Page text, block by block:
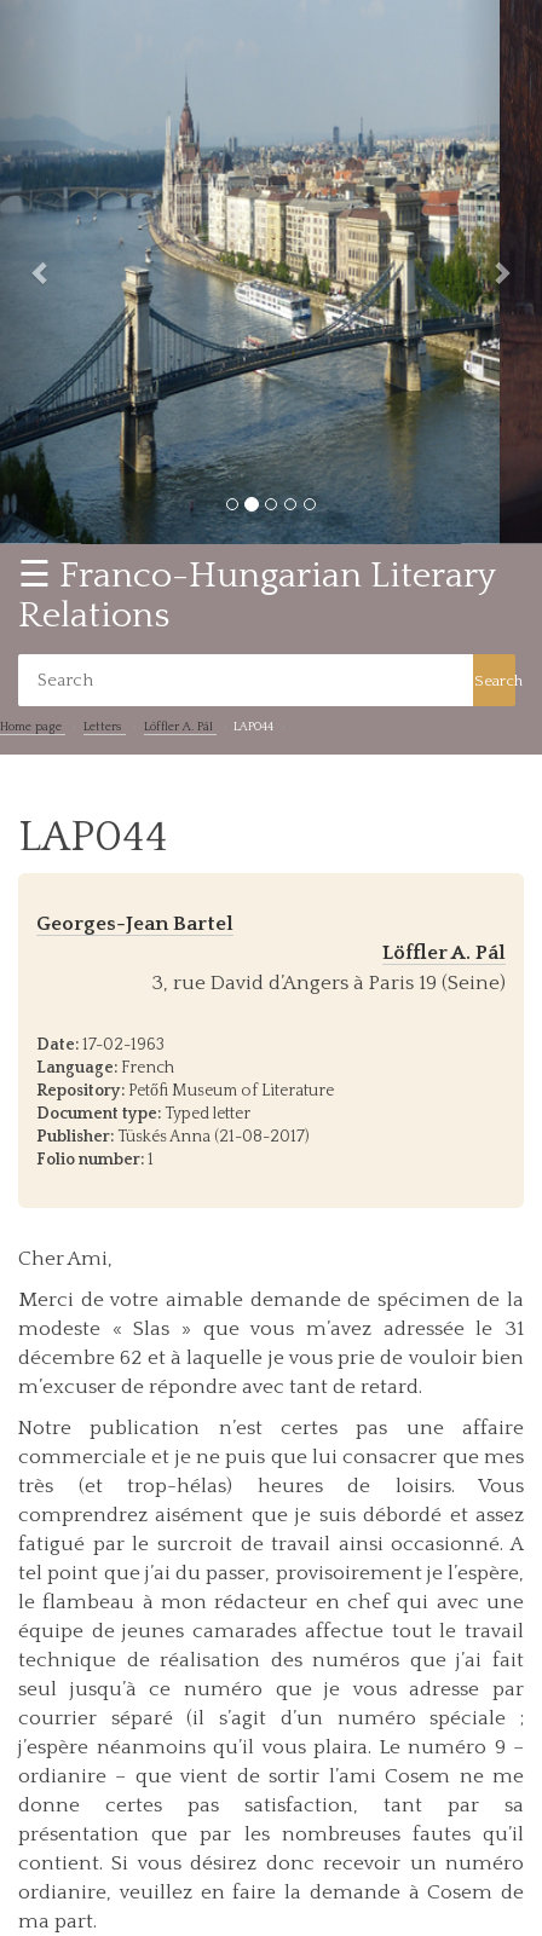
☰ Franco-Hungarian Literary
Relations
Search
Home page Letters Löffler A. Pál LAP044
LAP044
Georges-Jean Bartel
Löffler A. Pál
3, rue David d’Angers à Paris 19 (Seine)
Date:17-02-1963
Language: French
Repository: Petőfi Museum of Literature
Document type: Typed letter
Publisher: Tüskés Anna (21-08-2017)
Folio number:1
Cher Ami,
Merci de votre aimable demande de spécimen de la
modeste « Slas » que vous m’avez adressée le 31
décembre 62 et à laquelle je vous prie de vouloir bien
m’excuser de répondre avec tant de retard.
Notre publication n’est certes pas une affaire
commerciale et je ne puis que lui consacrer que mes
très (et trop-hélas) heures de loisirs. Vous
comprendrez aisément que je suis débordé et assez
fatigué par le surcroit de travail ainsi occasionné. A
tel point que j’ai du passer, provisoirement je l’espère,
le flambeau à mon rédacteur en chef qui avec une
équipe de jeunes camarades affectue tout le travail
technique de réalisation des numéros que j’ai fait
seul jusqu’à ce numéro que je vous adresse par
courrier séparé (il s’agit d’un numéro spéciale ;
j’espère néanmoins qu’il vous plaira. Le numéro 9 –
ordianire – que vient de sortir l’ami Cosem ne me
donne certes pas satisfaction, tant par sa
présentation que par les nombreuses fautes qu’il
contient. Si vous désirez donc recevoir un numéro
ordianire, veuillez en faire la demande à Cosem de
ma part.